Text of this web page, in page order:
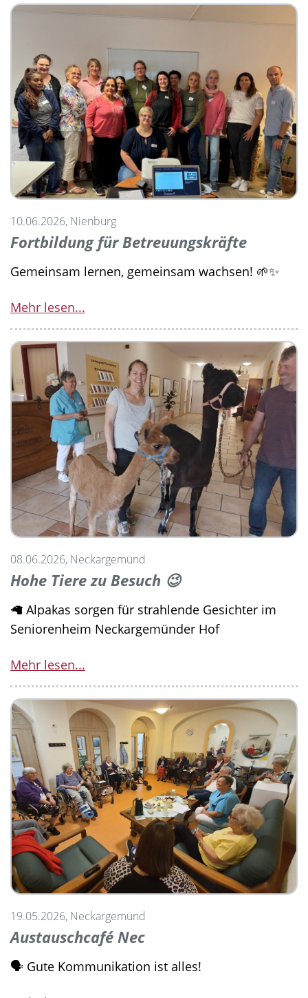
10.06.2026, Nienburg
Fortbildung für Betreuungskräfte
Gemeinsam lernen, gemeinsam wachsen! 🌱✨
Mehr lesen...
08.06.2026, Neckargemünd
Hohe Tiere zu Besuch 😉
🦙 Alpakas sorgen für strahlende Gesichter im
Seniorenheim Neckargemünder Hof
Mehr lesen...
19.05.2026, Neckargemünd
Austauschcafé Nec
🗣️ Gute Kommunikation ist alles!